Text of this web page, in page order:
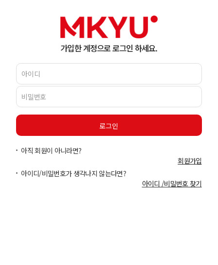
가입한 계정으로 로그인 하세요.
아직 회원이 아니라면?
회원가입
아이디/비밀번호가 생각나지 않는다면?
아이디 /비밀번호 찾기